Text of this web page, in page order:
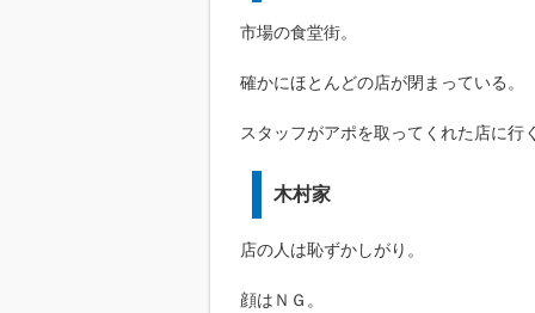
市場の食堂街。
確かにほとんどの店が閉まっている。
スタッフがアポを取ってくれた店に行
木村家
店の人は恥ずかしがり。
顔はＮＧ。